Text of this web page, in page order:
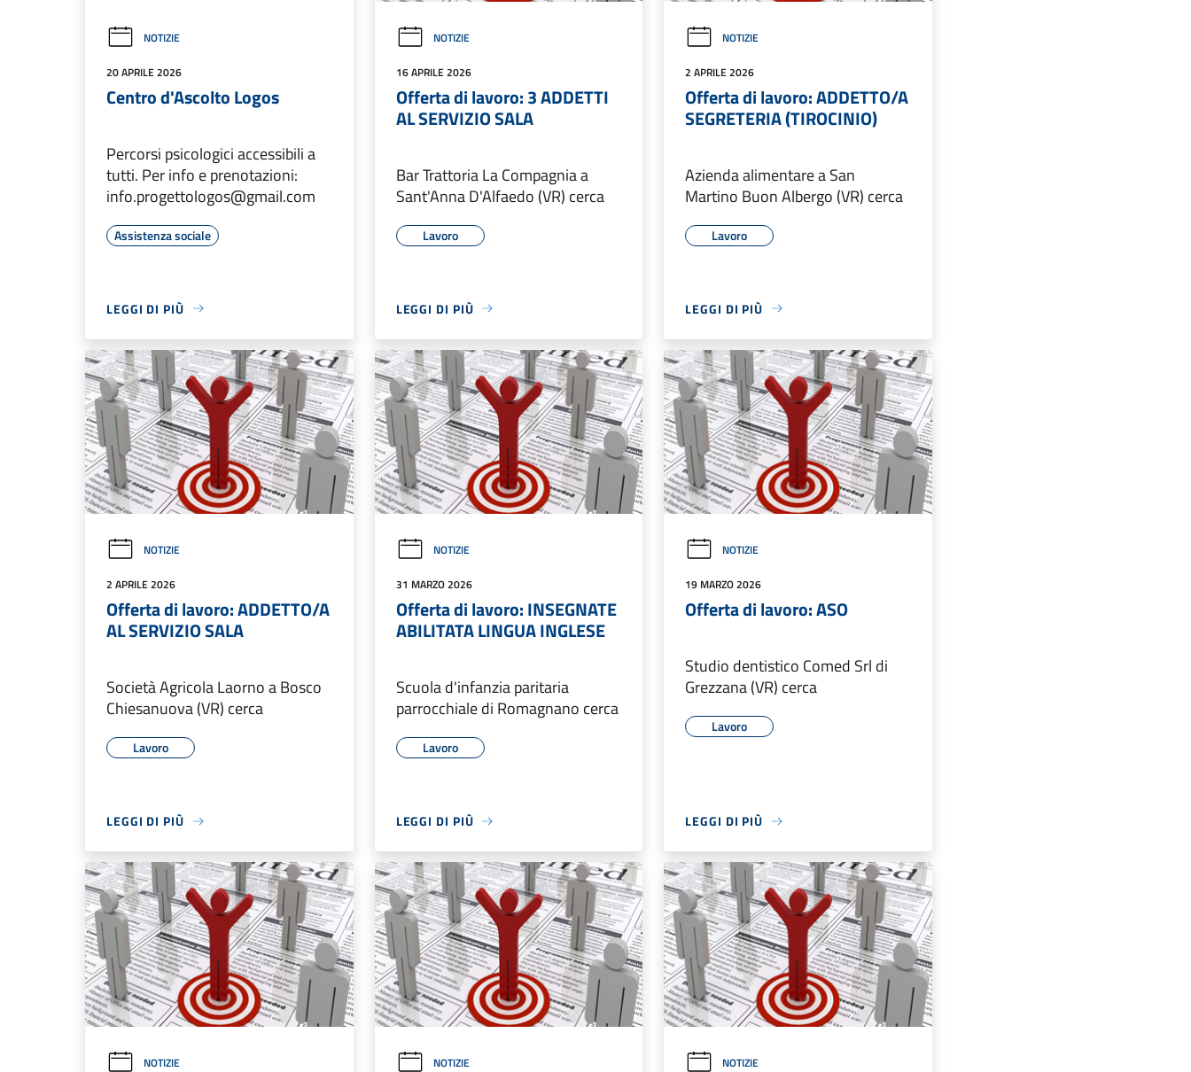
NOTIZIE
20 APRILE 2026
Centro d'Ascolto Logos
Percorsi psicologici accessibili a
tutti. Per info e prenotazioni:
info.progettologos@gmail.com
Assistenza sociale
LEGGI DI PIÙ
NOTIZIE
16 APRILE 2026
Offerta di lavoro: 3 ADDETTI
AL SERVIZIO SALA
Bar Trattoria La Compagnia a
Sant'Anna D'Alfaedo (VR) cerca
Lavoro
LEGGI DI PIÙ
NOTIZIE
2 APRILE 2026
Offerta di lavoro: ADDETTO/A
SEGRETERIA (TIROCINIO)
Azienda alimentare a San
Martino Buon Albergo (VR) cerca
Lavoro
LEGGI DI PIÙ
NOTIZIE
2 APRILE 2026
Offerta di lavoro: ADDETTO/A
AL SERVIZIO SALA
Società Agricola Laorno a Bosco
Chiesanuova (VR) cerca
Lavoro
LEGGI DI PIÙ
NOTIZIE
31 MARZO 2026
Offerta di lavoro: INSEGNATE
ABILITATA LINGUA INGLESE
Scuola d'infanzia paritaria
parrocchiale di Romagnano cerca
Lavoro
LEGGI DI PIÙ
NOTIZIE
19 MARZO 2026
Offerta di lavoro: ASO
Studio dentistico Comed Srl di
Grezzana (VR) cerca
Lavoro
LEGGI DI PIÙ
NOTIZIE NOTIZIE NOTIZIE